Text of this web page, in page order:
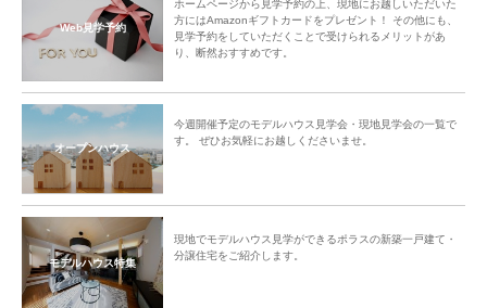
「ご入居者様間のコミュニティ形成」のサポートをしてまいります。
Web見学予約
ホームページから見学予約の上、現地にお越しいただいた
方にはAmazonギフトカードをプレゼント！ その他にも、
見学予約をしていただくことで受けられるメリットがあ
り、断然おすすめです。
オープンハウス
今週開催予定のモデルハウス見学会・現地見学会の一覧で
す。 ぜひお気軽にお越しくださいませ。
モデルハウス特集
現地でモデルハウス見学ができるポラスの新築一戸建て・
分譲住宅をご紹介します。